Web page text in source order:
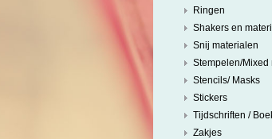
Ringen
Shakers en
Snij materialen
Stempelen/Mixed
Stencils/ Masks
Stickers
Tijdschriften /
Zakjes